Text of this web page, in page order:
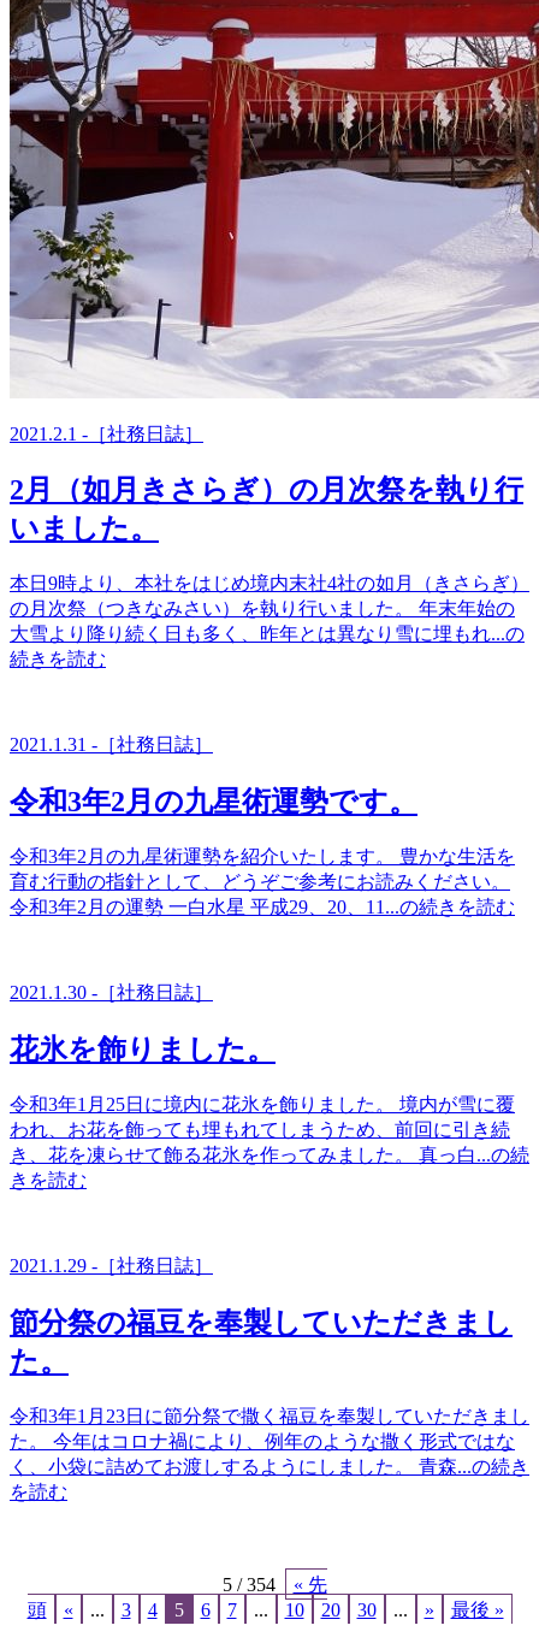
2021.2.1 -［社務日誌］
2月（如月きさらぎ）の月次祭を執り行
いました。
本日9時より、本社をはじめ境内末社4社の如月（きさらぎ）
の月次祭（つきなみさい）を執り行いました。 年末年始の
大雪より降り続く日も多く、昨年とは異なり雪に埋もれ...の
続きを読む
2021.1.31 -［社務日誌］
令和3年2月の九星術運勢です。
令和3年2月の九星術運勢を紹介いたします。 豊かな生活を
育む行動の指針として、どうぞご参考にお読みください。
令和3年2月の運勢 一白水星 平成29、20、11...の続きを読む
2021.1.30 -［社務日誌］
花氷を飾りました。
令和3年1月25日に境内に花氷を飾りました。 境内が雪に覆
われ、お花を飾っても埋もれてしまうため、前回に引き続
き、花を凍らせて飾る花氷を作ってみました。 真っ白...の続
きを読む
2021.1.29 -［社務日誌］
節分祭の福豆を奉製していただきまし
た。
令和3年1月23日に節分祭で撒く福豆を奉製していただきまし
た。 今年はコロナ禍により、例年のような撒く形式ではな
く、小袋に詰めてお渡しするようにしました。 青森...の続き
を読む
5 / 354
« 先
頭
« ... 3 4 5 6 7 ... 10 20 30 ... » 最後 »